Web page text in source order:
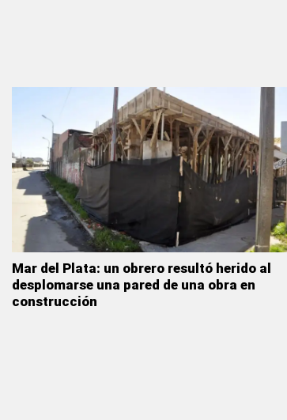
Mar del Plata: un obrero resultó herido al
desplomarse una pared de una obra en
construcción